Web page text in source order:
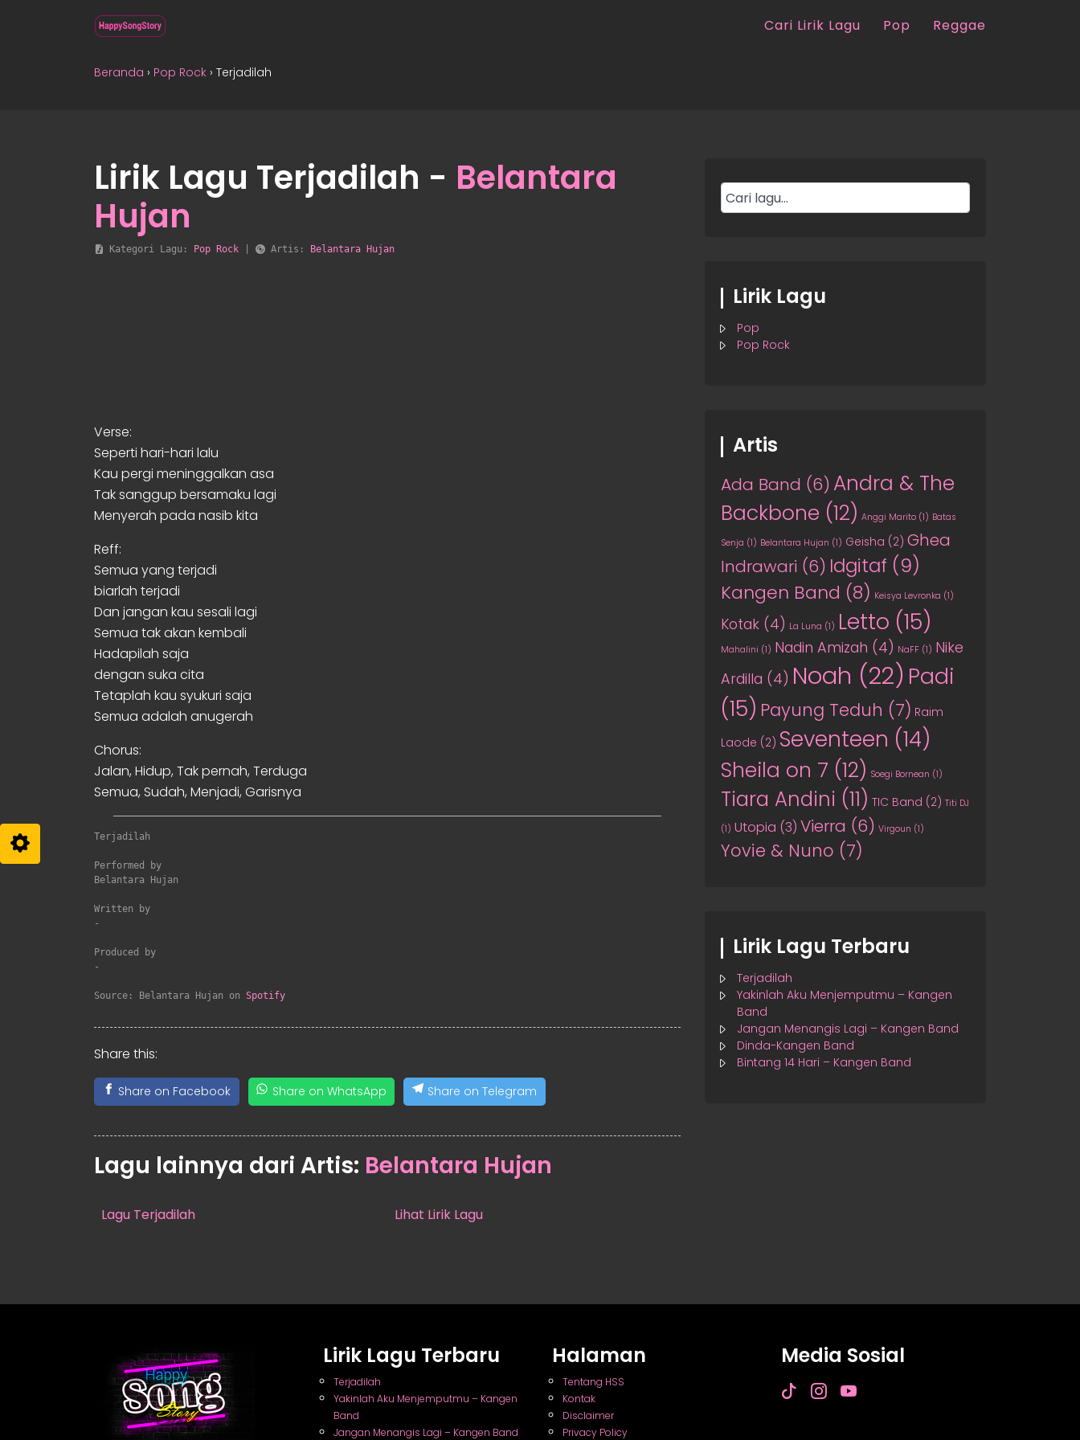
Cari Lirik Lagu Pop Reggae
Beranda › Pop Rock › Terjadilah
Lirik Lagu Terjadilah - Belantara
Hujan
Kategori Lagu: Pop Rock Artis: Belantara Hujan
Verse:
Seperti hari-hari lalu
Kau pergi meninggalkan asa
Tak sanggup bersamaku lagi
Menyerah pada nasib kita
Reff:
Semua yang terjadi
biarlah terjadi
Dan jangan kau sesali lagi
Semua tak akan kembali
Hadapilah saja
dengan suka cita
Tetaplah kau syukuri saja
Semua adalah anugerah
Chorus:
Jalan, Hidup, Tak pernah, Terduga
Semua, Sudah, Menjadi, Garisnya
Terjadilah
Performed by
Belantara Hujan
Written by
-
Produced by
-
Source: Belantara Hujan on Spotify
Share this:
Share on Facebook Share on WhatsApp Share on Telegram
Lagu lainnya dari Artis: Belantara Hujan
Lagu Terjadilah Lihat Lirik Lagu
Lirik Lagu
Pop
Pop Rock
Artis
Ada Band (6) Andra & The
Backbone (12) Anggi Marito (1) Batas
Senja (1) Belantara Hujan (1) Geisha (2) Ghea
Indrawari (6) Idgitaf (9)
Kangen Band (8) Keisya Levronka (1)
Kotak (4) La Luna (1) Letto (15)
Mahalini (1) Nadin Amizah (4) NaFF (1) Nike
Ardilla (4) Noah (22) Padi
(15) Payung Teduh (7) Raim
Laode (2) Seventeen (14)
Sheila on 7 (12) Soegi Bornean (1)
Tiara Andini (11) TIC Band (2) Titi DJ
(1) Utopia (3) Vierra (6) Virgoun (1)
Yovie & Nuno (7)
Lirik Lagu Terbaru
Terjadilah
Yakinlah Aku Menjemputmu – Kangen
Band
Jangan Menangis Lagi – Kangen Band
Dinda-Kangen Band
Bintang 14 Hari – Kangen Band
Lirik Lagu Terbaru
Terjadilah
Yakinlah Aku Menjemputmu – Kangen
Band
Jangan Menangis Lagi – Kangen Band
Halaman
Tentang HSS
Kontak
Disclaimer
Privacy Policy
Media Sosial